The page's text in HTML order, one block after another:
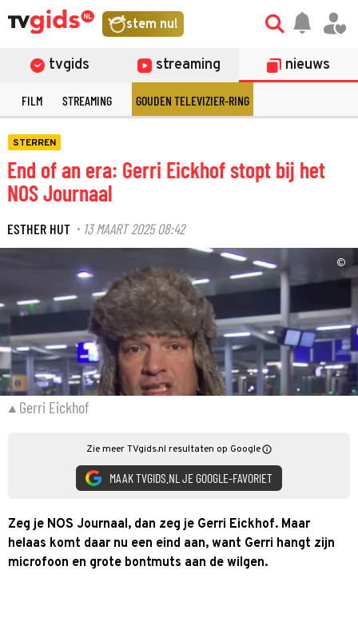
stem nu!
tvgids streaming nieuws
FILM STREAMING GOUDEN TELEVIZIER-RING
STERREN
End of an era: Gerri Eickhof stopt bij het
NOS Journaal
ESTHER HUT · 13 MAART 2025 08:42
©
Gerri Eickhof
Zie meer TVgids.nl resultaten op Google
MAAK TVGIDS.NL JE GOOGLE-FAVORIET
Zeg je NOS Journaal, dan zeg je Gerri Eickhof. Maar
helaas komt daar nu een eind aan, want Gerri hangt zijn
microfoon en grote bontmuts aan de wilgen.